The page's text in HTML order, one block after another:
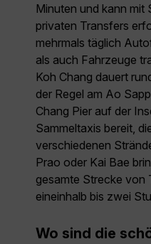
Minuten und kann mit
privaten Transfers
mehrmals täglich
als auch Fahrzeuge
Koh Chang dauert
der Regel am Ao
Chang Pier auf der
Sammeltaxis bereit,
verschiedenen
Prao oder Kai Bae
gesamte Strecke von
eineinhalb bis zwei
Wo sind die